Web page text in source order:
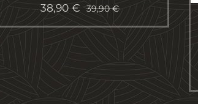
38,90 € 39,90€